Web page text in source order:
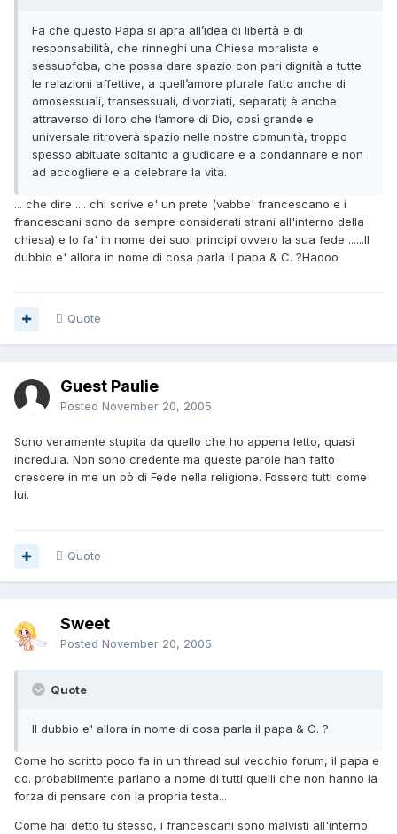
Fa che questo Papa si apra all’idea di libertà e di
responsabilità, che rinneghi una Chiesa moralista e
sessuofoba, che possa dare spazio con pari dignità a tutte
le relazioni affettive, a quell’amore plurale fatto anche di
omosessuali, transessuali, divorziati, separati; è anche
attraverso di loro che l’amore di Dio, così grande e
universale ritroverà spazio nelle nostre comunità, troppo
spesso abituate soltanto a giudicare e a condannare e non
ad accogliere e a celebrare la vita.
... che dire .... chi scrive e' un prete (vabbe' francescano e i
francescani sono da sempre considerati strani all'interno della
chiesa) e lo fa' in nome dei suoi principi ovvero la sua fede ......Il
dubbio e' allora in nome di cosa parla il papa & C. ?Haooo
Quote
Guest Paulie
Posted November 20, 2005
Sono veramente stupita da quello che ho appena letto, quasi
incredula. Non sono credente ma queste parole han fatto
crescere in me un pò di Fede nella religione. Fossero tutti come
lui.
Quote
Sweet
Posted November 20, 2005
Quote
Il dubbio e' allora in nome di cosa parla il papa & C. ?
Come ho scritto poco fa in un thread sul vecchio forum, il papa e
co. probabilmente parlano a nome di tutti quelli che non hanno la
forza di pensare con la propria testa...
Come hai detto tu stesso, i francescani sono malvisti all'interno